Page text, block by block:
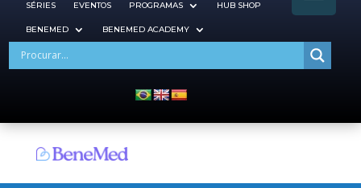
SÉRIES EVENTOS PROGRAMAS HUB SHOP
BENEMED BENEMED ACADEMY